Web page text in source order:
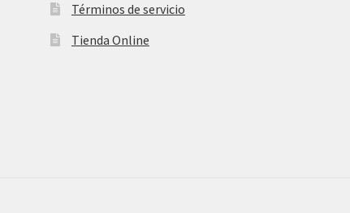
Términos de servicio
Tienda Online